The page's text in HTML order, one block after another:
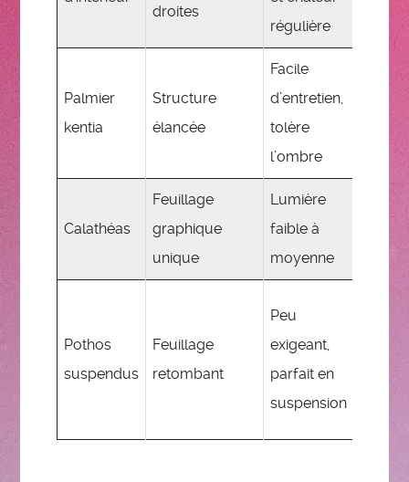
droites
régulière
Palmier
kentia
Structure
élancée
Facile
d’entretien,
tolère
l’ombre
Calathéas
Feuillage
graphique
unique
Lumière
faible à
moyenne
Pothos
suspendus
Feuillage
retombant
Peu
exigeant,
parfait en
suspension